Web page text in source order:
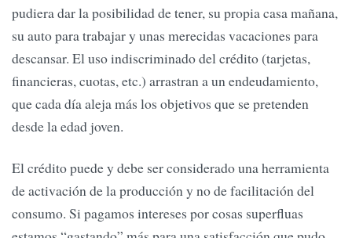
pudiera dar la posibilidad de tener, su propia casa mañana,
su auto para trabajar y unas merecidas vacaciones para
descansar. El uso indiscriminado del crédito (tarjetas,
financieras, cuotas, etc.) arrastran a un endeudamiento,
que cada día aleja más los objetivos que se pretenden
desde la edad joven.
El crédito puede y debe ser considerado una herramienta
de activación de la producción y no de facilitación del
consumo. Si pagamos intereses por cosas superfluas